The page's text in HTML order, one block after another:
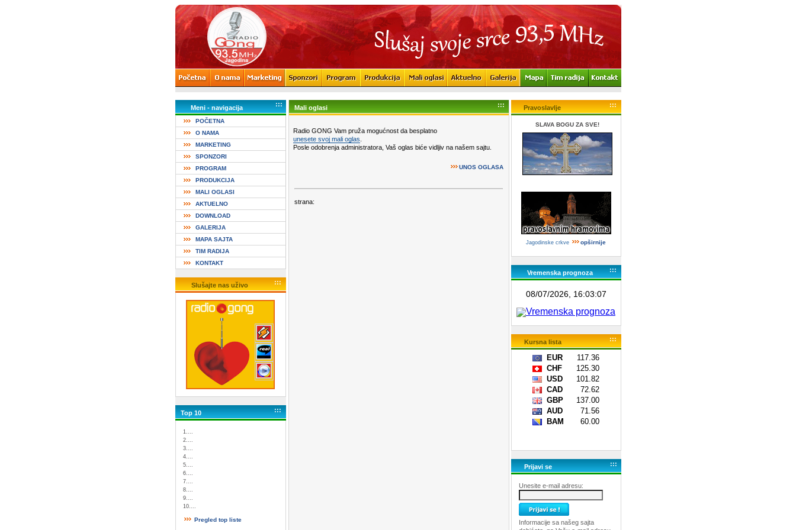
Meni - navigacija :::
POČETNA
O NAMA
MARKETING
SPONZORI
PROGRAM
PRODUKCIJA
MALI OGLASI
AKTUELNO
DOWNLOAD
GALERIJA
MAPA SAJTA
TIM RADIJA
KONTAKT
Slušajte nas uživo :::
Top 10 :::
1....
2....
3....
4....
5....
6....
7....
8....
9....
10....
Pregled top liste
Mali oglasi :::
Radio GONG Vam pruža mogućnost da besplatno
unesete svoj mali oglas
Posle odobrenja administratora, Vaš oglas biće vidljiv na našem sajtu.
UNOS OGLASA
strana:
Pravoslavlje :::
SLAVA BOGU ZA SVE!
Jagodinske crkve opširnije
Vremenska prognoza :::
Kursna lista :::
Prijavi se :::
Unesite e-mail adresu:
Informacije sa našeg sajta